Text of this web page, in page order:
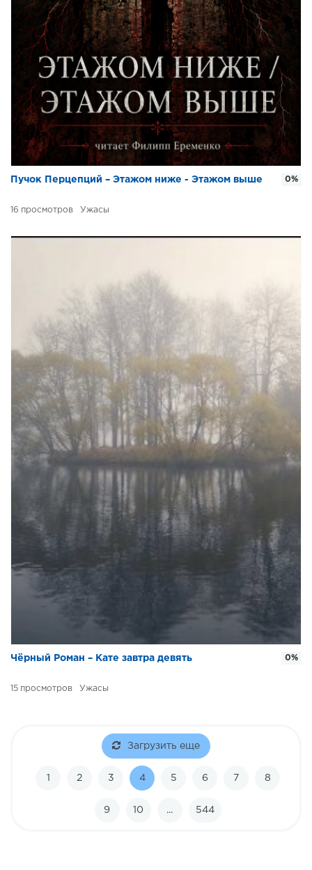
Пучок Перцепций – Этажом ниже - Этажом выше
16 Ужасы
0%
Чёрный Роман – Кате завтра девять
15 Ужасы
0%
Загрузить еще
1 2 3 4 5 6 7 8
9 10 ... 544